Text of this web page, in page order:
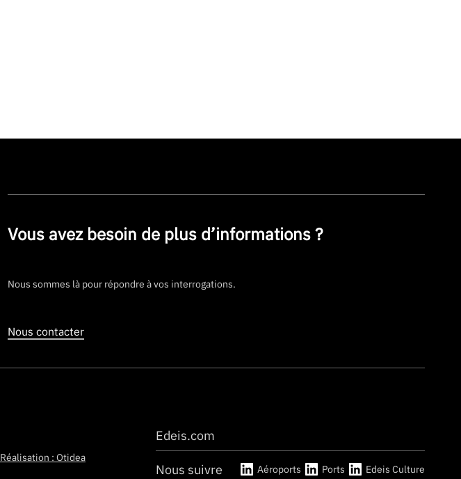
Vous avez besoin de plus d’informations ?
Nous sommes là pour répondre à vos interrogations.
Nous contacter
Réalisation : Otidea
Edeis.com
Nous suivre Aéroports Ports Edeis Culture